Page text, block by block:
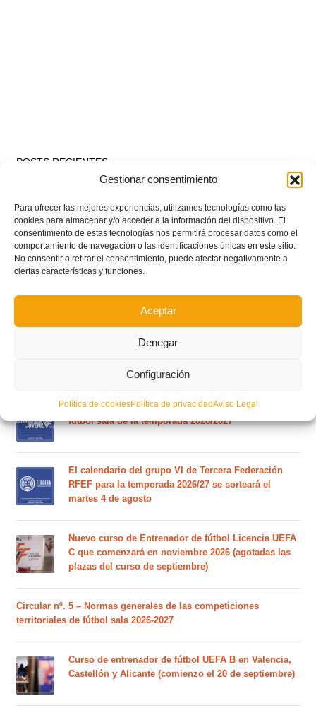
Gestionar consentimiento
Para ofrecer las mejores experiencias, utilizamos tecnologías como las
cookies para almacenar y/o acceder a la información del dispositivo. El
consentimiento de estas tecnologías nos permitirá procesar datos como el
comportamiento de navegación o las identificaciones únicas en este sitio.
No consentir o retirar el consentimiento, puede afectar negativamente a
ciertas características y funciones.
Aceptar
Denegar
Configuración
Política de cookiesPolítica de privacidadAviso Legal
POSTS RECIENTES
Comunitat para la temporada 2026/2027
Circular nº. 7 – IV Supercopa Comunitat FFCV Futsal
Este es el grupo VI y calendario de Tercera
Este es el grupo de la Lliga Autonòmica Juvenil de
fútbol sala de la temporada 2026/2027
El calendario del grupo VI de Tercera Federación
RFEF para la temporada 2026/27 se sorteará el
martes 4 de agosto
Nuevo curso de Entrenador de fútbol Licencia UEFA
C que comenzará en noviembre 2026 (agotadas las
plazas del curso de septiembre)
Circular nº. 5 – Normas generales de las competiciones
territoriales de fútbol sala 2026-2027
Curso de entrenador de fútbol UEFA B en Valencia,
Castellón y Alicante (comienzo el 20 de septiembre)